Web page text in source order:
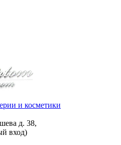
и косметики
д. 38,
вход)